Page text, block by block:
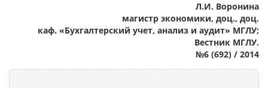
Л.И. Воронина
магистр экономики, доц., доц.
каф. «Бухгалтерский учет, анализ и аудит» МГЛУ;
Вестник МГЛУ.
№6 (692) / 2014